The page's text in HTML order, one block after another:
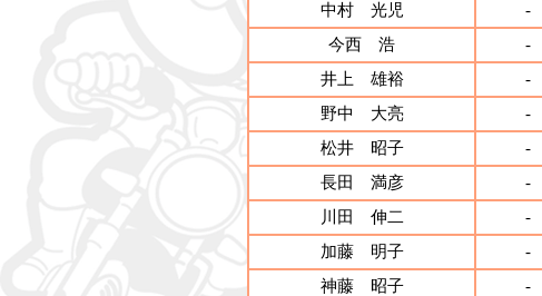
中村 光児
-
今西 浩
-
井上 雄裕
-
野中 大亮
-
松井 昭子
-
長田 満彦
-
川田 伸二
-
加藤 明子
-
神藤 昭子
-